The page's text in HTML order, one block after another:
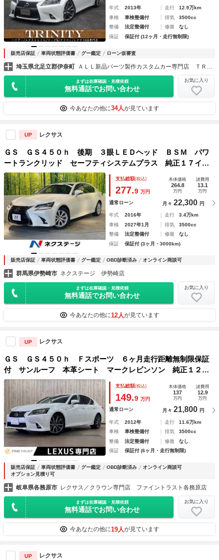
年式 2013年 走行
12.9万km
車検
車検整備付 排気
3500cc
整備
法定整備付 修復
なし
保証
保証付 (12ヶ月・走行無制限)
販売店保証 車両状態評価書 グー鑑定 ローン仮審査
埼玉県北足立郡伊奈町
まずは在庫確認・見積依頼
無料通話でお問い合わせ
お気に入り
今あなたの他に34人が見ています
UP レクサス
ＧＳ ＧＳ４５０ｈ 後期 ３眼ＬＥＤヘッド ＢＳＭ パワ
ートランクリッド セーフティシステムプラス 純正１７イン
チアルミ ブラックファブリックシート シートヒーター シ
ートメモリー １２．３型メーカーＳＤナビ ＥＴＣ
支払総額(税込)
277.9 万円
本体価格
264.8
万円
諸費用
13.1
万円
通常ローン 月々 22,300 円
年式 2016年 走行
3.4万km
車検
2027年1月 排気
3500cc
整備
法定整備付 修復
なし
保証
保証付 (3ヶ月・3000km)
販売店保証 車両状態評価書 グー鑑定 OBD診断済み オンライン商談可
群馬県伊勢崎市 ネクステージ 伊勢崎店
まずは在庫確認・見積依頼
無料通話でお問い合わせ
お気に入り
今あなたの他に12人が見ています
UP レクサス
ＧＳ ＧＳ４５０ｈ Ｆスポーツ ６ヶ月走行距離無制限保証
付 サンルーフ 本革シート マークレビンソン 純正１２．
３インチナビ レーダークルーズコントロール 衝突軽減ブレ
ーキ クリアランスソナー バックカメラ シートエアコン
フルセグ
支払総額(税込)
149.9 万円
本体価格
137
万円
諸費用
12.9
万円
通常ローン 月々 21,800 円
年式 2012年 走行
11.6万km
車検
車検整備付 排気
3500cc
整備
法定整備付 修復
なし
保証
保証付 (6ヶ月・走行無制限)
販売店保証 車両状態評価書 グー鑑定 OBD診断済み
オンライン商談可
オプション見積り可
岐阜県各務原市 レクサス／クラウン専門店 ファイントラスト各務原店
まずは在庫確認・見積依頼
無料通話でお問い合わせ
お気に入り
今あなたの他に19人が見ています
UP レクサス